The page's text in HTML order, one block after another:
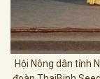
Hội Nông dân tỉnh